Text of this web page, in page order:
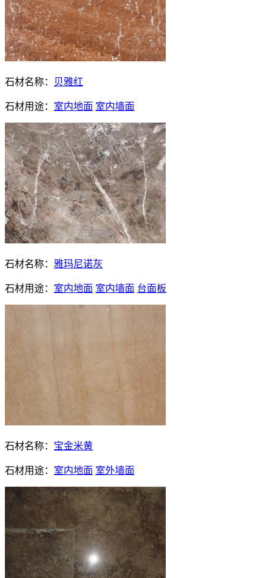
石材名称： 贝雅红
石材用途： 室内地面 室内墙面
石材名称： 雅玛尼诺灰
石材用途： 室内地面 室内墙面 台面板
石材名称： 宝金米黄
石材用途： 室内地面 室外墙面